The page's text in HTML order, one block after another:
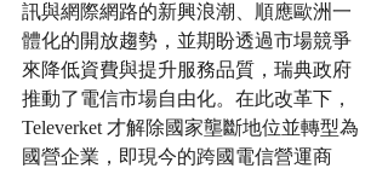
訊與網際網路的新興浪潮、順應歐洲一
體化的開放趨勢，並期盼透過市場競爭
來降低資費與提升服務品質，瑞典政府
推動了電信市場自由化。在此改革下，
Televerket 才解除國家壟斷地位並轉型為
國營企業，即現今的跨國電信營運商